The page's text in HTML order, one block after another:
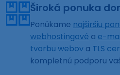
Široká ponuka
Ponúkame najširšiu
webhostingové a e-
tvorbu webov a TLS
kompletnú podporu